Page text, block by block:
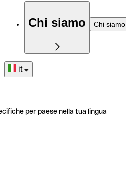
Chi siamo Chi siamo
it
per paese nella tua lingua